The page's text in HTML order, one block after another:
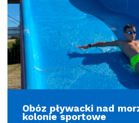
Obóz pływacki nad
kolonie sportowe